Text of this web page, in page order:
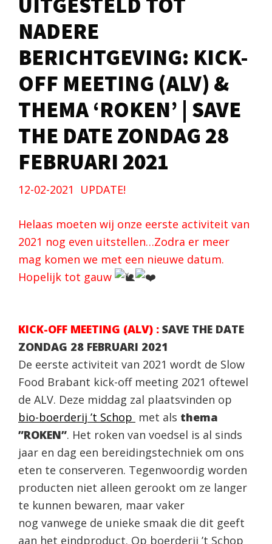
NADERE
BERICHTGEVING: KICK-
OFF MEETING (ALV) &
THEMA ‘ROKEN’ | SAVE
THE DATE ZONDAG 28
FEBRUARI 2021
12-02-2021 UPDATE!
Helaas moeten wij onze eerste activiteit van
2021 nog even uitstellen…Zodra er meer
mag komen we met een nieuwe datum.
Hopelijk tot gauw
KICK-OFF MEETING (ALV) : SAVE THE DATE
ZONDAG 28 FEBRUARI 2021
De eerste activiteit van 2021 wordt de Slow
Food Brabant kick-off meeting 2021 oftewel
de ALV. Deze middag zal plaatsvinden op
bio-boerderij ’t Schop met als thema
”ROKEN”. Het roken van voedsel is al sinds
jaar en dag een bereidingstechniek om ons
eten te conserveren. Tegenwoordig worden
producten niet alleen gerookt om ze langer
te kunnen bewaren, maar vaker
nog vanwege de unieke smaak die dit geeft
aan het eindproduct. Op boerderij ’t Schop